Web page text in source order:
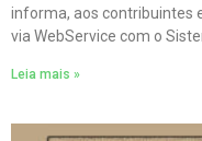
informa, aos contribuintes
via WebService com o
Leia mais »